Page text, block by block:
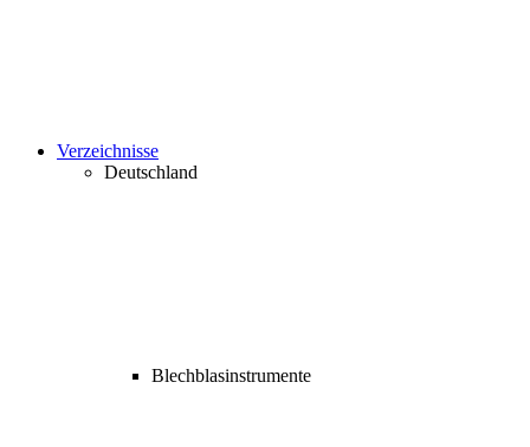
Verzeichnisse
Deutschland
Blechblasinstrumente